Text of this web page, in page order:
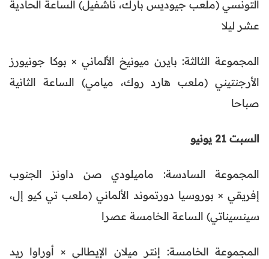
التونسي (ملعب جيوديس بارك، ناشفيل) الساعة الحادية
عشر ليلا
المجموعة الثالثة: بايرن ميونيخ الألماني × بوكا جونيورز
الأرجنتيني (ملعب هارد روك، ميامي) الساعة الثانية
صباحا
السبت 21 يونيو
المجموعة السادسة: ماميلودي صن داونز الجنوب
إفريقي × بوروسيا دورتموند الألماني (ملعب تي كيو إل،
سينسيناتي) الساعة الخامسة عصرا
المجموعة الخامسة: إنتر ميلان الإيطالي × أوراوا ريد